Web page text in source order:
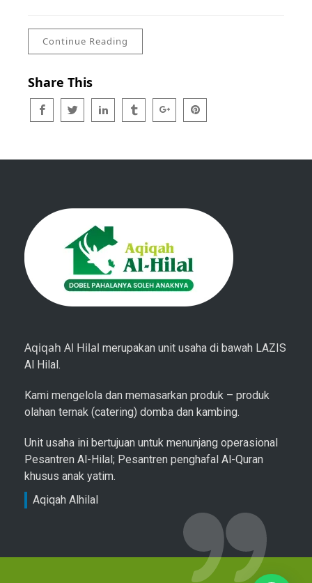
Continue Reading
Share This
Aqiqah Al Hilal merupakan unit usaha di bawah LAZIS
Al Hilal.
Kami mengelola dan memasarkan produk – produk
olahan ternak (catering) domba dan kambing.
Unit usaha ini bertujuan untuk menunjang operasional
Pesantren Al-Hilal; Pesantren penghafal Al-Quran
khusus anak yatim.
Aqiqah Alhilal